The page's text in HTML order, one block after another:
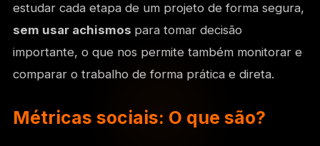
estudar cada etapa de um projeto de forma segura,
sem usar achismos para tomar decisão
importante, o que nos permite também monitorar e
comparar o trabalho de forma prática e direta.
Métricas sociais: O que são?